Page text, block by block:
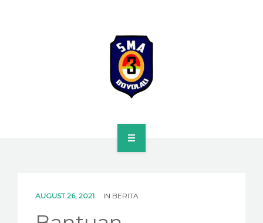
AUGUST 26, 2021 IN BERITA